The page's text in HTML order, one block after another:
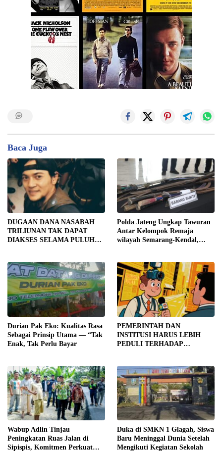
Baca Juga
DUGAAN DANA NASABAH
TRILIUNAN TAK DAPAT
DIAKSES SELAMA PULUHAN
TRANSPARANSI DAN
PEMERIKSAAN
MENYELURUH
Polda Jateng Ungkap Tawuran
Antar Kelompok Remaja
wilayah Semarang-Kendal,
Durian Pak Eko: Kualitas Rasa
Sebagai Prinsip Utama — “Tak
Enak, Tak Perlu Bayar
PEMERINTAH DAN
INSTITUSI HARUS LEBIH
PEDULI TERHADAP
Wabup Adlin Tinjau
Peningkatan Ruas Jalan di
Sipispis, Komitmen Perkuat
Duka di SMKN 1 Glagah, Siswa
Baru Meninggal Dunia Setelah
Mengikuti Kegiatan Sekolah